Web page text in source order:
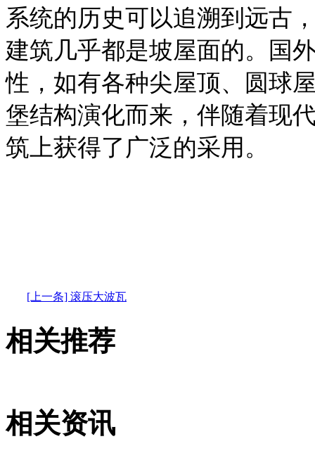
系统的历史可以追溯到远古
建筑几乎都是坡屋面的。国
性，如有各种尖屋顶、圆球
堡结构演化而来，伴随着现
筑上获得了广泛的采用。
[上一条] 滚压大波瓦
相关推荐
相关资讯